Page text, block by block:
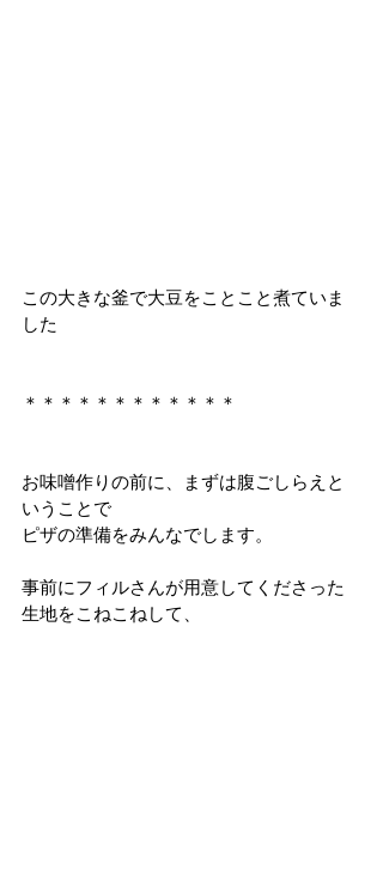
この大きな釜で大豆をことこと煮ていま
した
＊＊＊＊＊＊＊＊＊＊＊＊
お味噌作りの前に、まずは腹ごしらえと
いうことで
ピザの準備をみんなでします。
事前にフィルさんが用意してくださった
生地をこねこねして、